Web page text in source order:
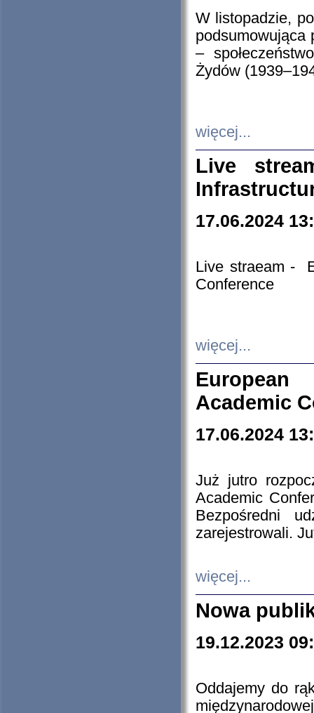
W listopadzie,
podsumowująca
–
Żydów
więcej...
Live
17.06.2024
Live straeam -
Conference
więcej...
European
Academic
17.06.2024
Już jutro
Academic
Bezpośredni
zarejestrowali.
więcej...
Nowa
19.12.2023
Oddajemy do